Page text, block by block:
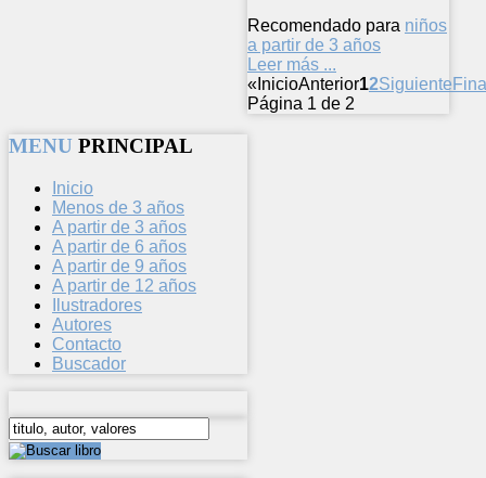
Recomendado para niños
a partir de 3 años
Leer más ...
« InicioAnterior12Siguiente
Página 1 de 2
MENU PRINCIPAL
Inicio
Menos de 3 años
A partir de 3 años
A partir de 6 años
A partir de 9 años
A partir de 12 años
Ilustradores
Autores
Contacto
Buscador